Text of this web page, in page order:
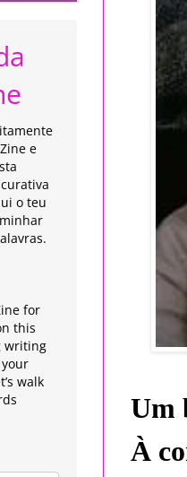
Um
À
e
o teu
for
this
writing
walk